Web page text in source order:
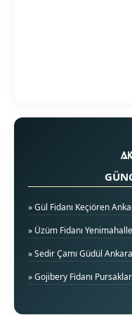
» Gül Fidanı Keçiören
» Üzüm Fidanı
» Sedir Çamı Güdül Ankara
» Gojibery Fidanı